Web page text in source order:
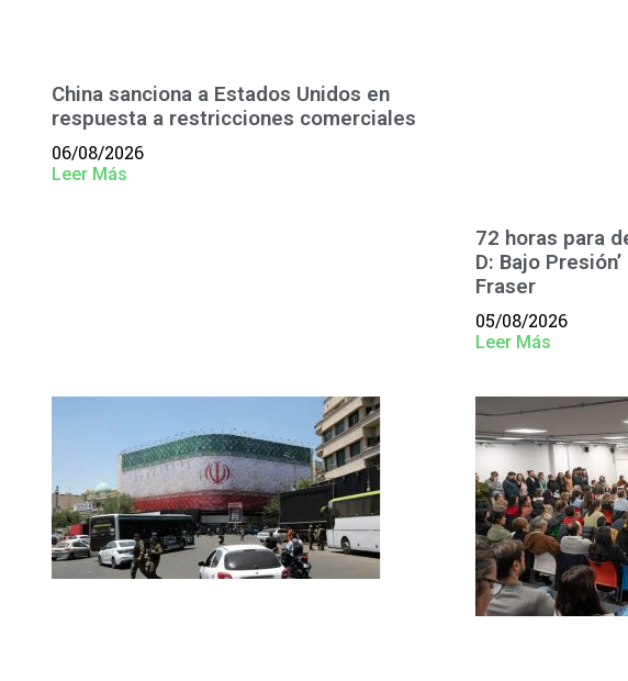
China sanciona a Estados Unidos en
respuesta a restricciones comerciales
06/08/2026
Leer Más
72 horas para
D: Bajo
Fraser
05/08/2026
Leer Más